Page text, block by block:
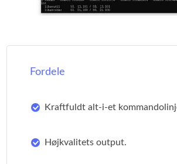
Fordele
Kraftfuldt alt-i-et
Højkvalitets output.